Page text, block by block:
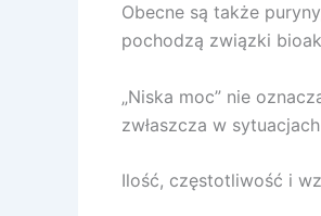
Obecne są także
pochodzą związki
„Niska moc” nie
zwłaszcza w
Ilość, częstotliwość i